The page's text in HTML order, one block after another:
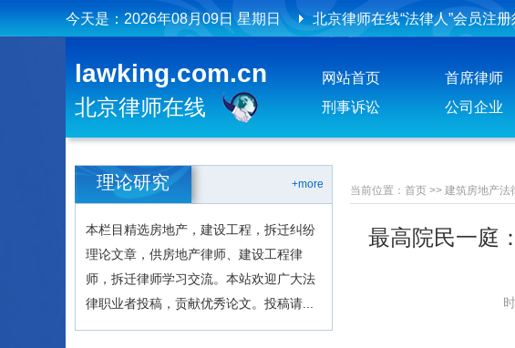
今天是： 2026年08月09日 星期日 北京律师在线“法律人”会员注册
lawking.com.cn
北京律师在线
网站首页 首席律师
刑事诉讼
公司企业
+more
理论研究
本栏目精选房地产，建设工程，拆迁纠纷
理论文章，供房地产律师、建设工程律
师，拆迁律师学习交流。本站欢迎广大法
律职业者投稿，贡献优秀论文。投稿请...
当前位置： 首页 >> 建筑房地产法
最高院民一庭